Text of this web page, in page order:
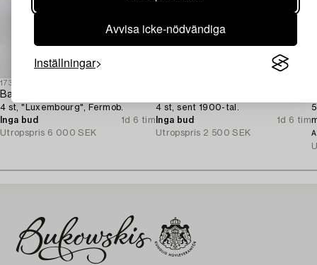
Avvisa icke-nödvändiga
Inställningar
1731360
Barstolar,
4 st, "Luxembourg", Fermob.
Inga bud
1d 6 tim
Utropspris 6 000 SEK
4 st, sent 1900-tal.
Inga bud
1d 6 tim
Utropspris 2 500 SEK